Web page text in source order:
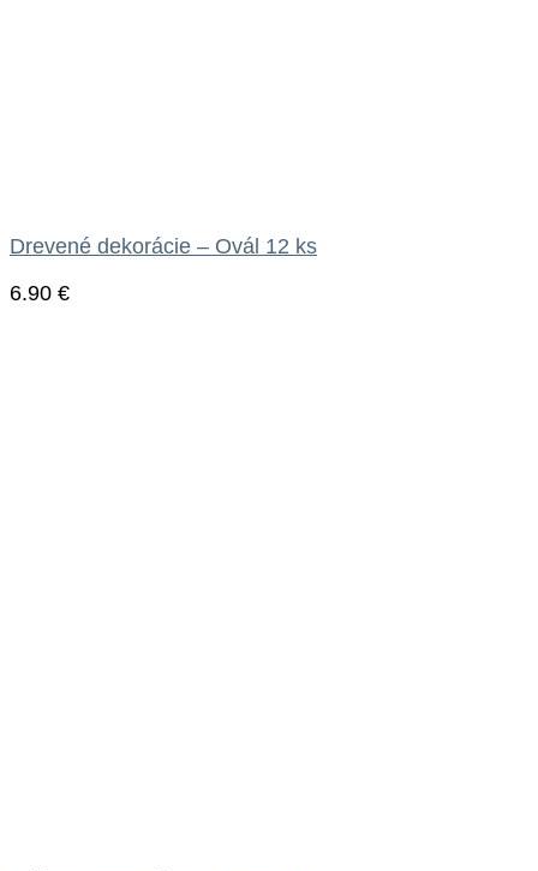
Drevené dekorácie – Ovál 12 ks
6.90 €